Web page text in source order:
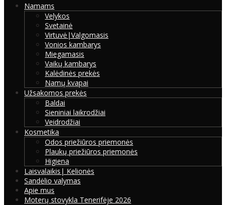
Namams
Velykos
Svetainė
Virtuvė|Valgomasis
Vonios kambarys
Miegamasis
Vaikų kambarys
Kalėdinės prekės
Namų kvapai
Užsakomos prekės
Baldai
Sieniniai laikrodžiai
Veidrodžiai
Kosmetika
Odos priežiūros priemonės
Plaukų priežiūros priemonės
Higiena
Laisvalaikis| Kelionės
Sandėlio valymas
Apie mus
Moterų stovykla Tenerifėje 2026